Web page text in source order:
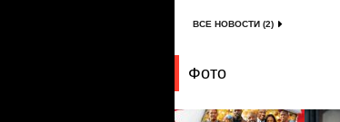
ВСЕ НОВОСТИ (2)
Фото